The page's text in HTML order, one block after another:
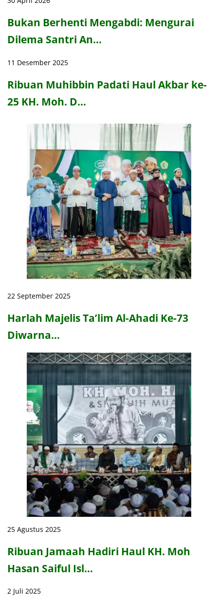
Bukan Berhenti Mengabdi: Mengurai
Dilema Santri An…
11 Desember 2025
Ribuan Muhibbin Padati Haul Akbar ke-
25 KH. Moh. D…
22 September 2025
Harlah Majelis Ta’lim Al-Ahadi Ke-73
Diwarna…
25 Agustus 2025
Ribuan Jamaah Hadiri Haul KH. Moh
Hasan Saiful Isl…
2 Juli 2025